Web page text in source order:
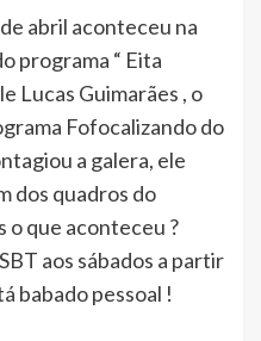
abril aconteceu na
programa “ Eita
Lucas Guimarães , o
Fofocalizando do
a galera, ele
dos quadros do
o que aconteceu ?
aos sábados a partir
babado pessoal !